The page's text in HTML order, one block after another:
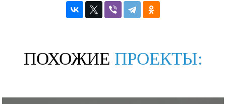
ПОХОЖИЕ ПРОЕКТЫ: